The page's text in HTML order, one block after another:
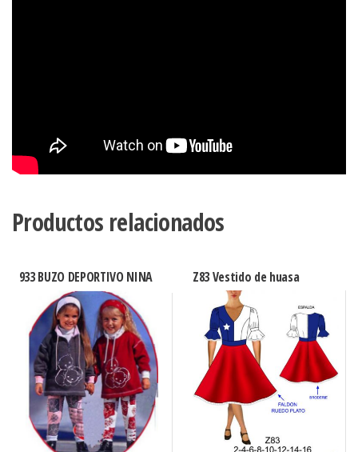
Productos relacionados
933 BUZO DEPORTIVO NINA Z83 Vestido de huasa